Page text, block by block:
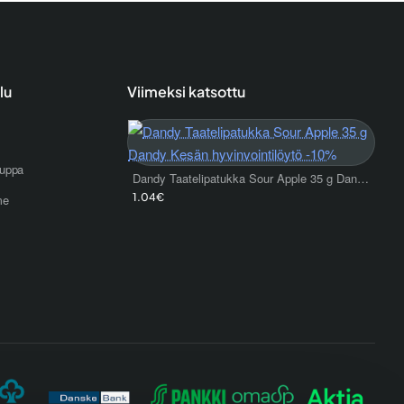
Viimeksi katsottu
Dandy Taatelipatukka Sour Apple 35 g Dandy Kesän hyvinvointilöytö -10%
1.04€